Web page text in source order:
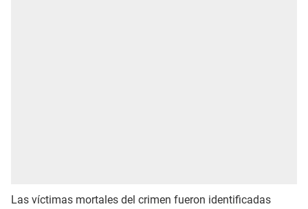
Las víctimas mortales del crimen fueron identificadas